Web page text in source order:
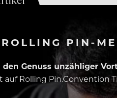
PIN-
Genuss unzähliger
Rolling